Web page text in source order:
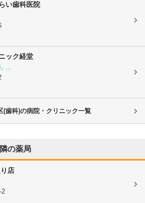
い歯科医院
ック経堂
, ...
(歯科)の病院・クリニック一覧
の薬局
店
2